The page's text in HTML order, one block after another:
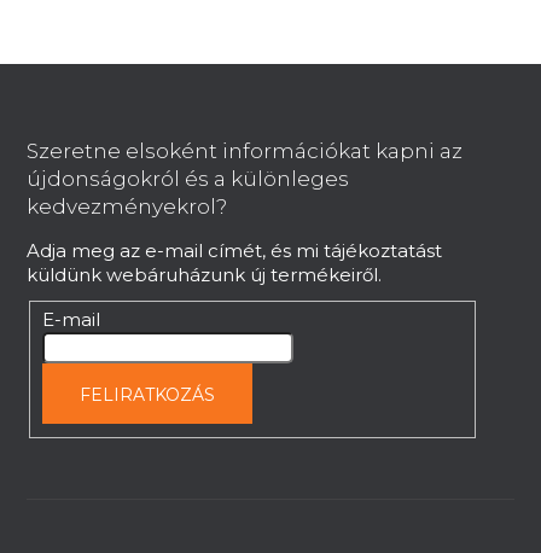
Szeretne elsoként információkat kapni az
újdonságokról és a különleges
kedvezményekrol?
Adja meg az e-mail címét, és mi tájékoztatást
küldünk webáruházunk új termékeiről.
E-mail
FELIRATKOZÁS